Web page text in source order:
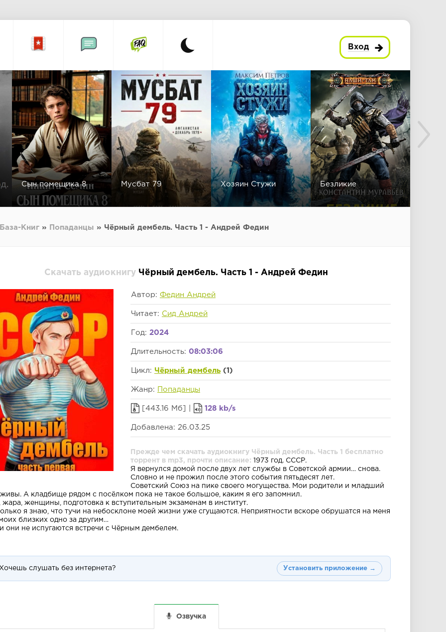
Вход
Сын помещика 8 Мусбат 79 Хозяин Стужи Безликие
База-Книг » Попаданцы » Чёрный дембель. Часть 1 - Андрей Федин
Скачать аудиокнигу Чёрный дембель. Часть 1 - Андрей Федин
Автор: Федин Андрей
Читает: Сид Андрей
Год: 2024
Длительность: 08:03:06
Цикл: Чёрный дембель (1)
Жанр: Попаданцы
[443.16 Мб] | 128 kb/s
Добавлена: 26.03.25
Прежде чем скачать аудиокнигу Чёрный дембель. Часть 1 бесплатно
торрент в mp3, прочти описание: 1973 год. СССР.
Я вернулся домой после двух лет службы в Советской армии… снова.
Словно и не прожил после этого события пятьдесят лет.
Советский Союз на пике своего могущества. Мои родители и младший
А кладбище рядом с посёлком пока не такое большое, каким я его запомнил.
жара, женщины, подготовка к вступительным экзаменам в институт.
я знаю, что тучи на небосклоне моей жизни уже сгущаются. Неприятности вскоре обрушатся на меня
близких одно за другим…
они не испугаются встречи с Чёрным дембелем.
слушать без интернета? Установить приложение →
Озвучка